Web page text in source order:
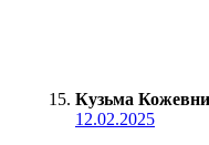
Кузьма
12.02.2025